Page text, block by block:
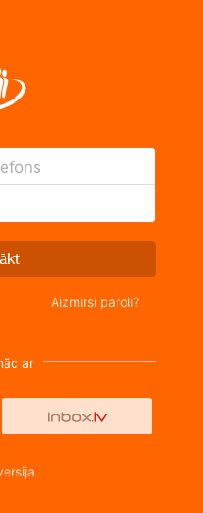
Aizmirsi paroli?
ar